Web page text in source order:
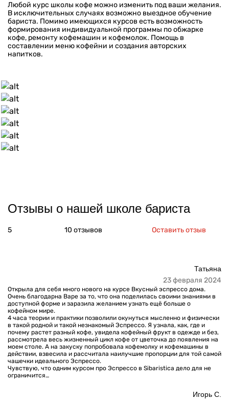
Любой курс школы кофе можно изменить под ваши желания.
В исключительных случаях возможно выездное обучение
бариста. Помимо имеющихся курсов есть возможность
формирования индивидуальной программы по обжарке
кофе, ремонту кофемашин и кофемолок. Помощь в
составлении меню кофейни и создания авторских
напитков.
Отзывы о нашей школе бариста
5 10 отзывов Оставить отзыв
Татьяна
23 февраля 2024
Открыла для себя много нового на курсе Вкусный эспрессо дома.
Очень благодарна Варе за то, что она поделилась своими знаниями в
доступной форме и заразила желанием узнать ещё больше о
кофейном мире.
4 часа теории и практики позволили окунуться мысленно и физически
в такой родной и такой незнакомый Эспрессо. Я узнала, как, где и
почему растет разный кофе, увидела кофейный фрукт в одежде и без,
рассмотрела весь жизненный цикл кофе от цветочка до появления на
моем столе. А на закуску попробовала кофемолку и кофемашины в
действии, взвесила и рассчитала наилучшие пропорции для той самой
чашечки идеального Эспрессо.
Чувствую, что одним курсом про Эспрессо в Sibaristica дело для не
ограничится…
Игорь С.